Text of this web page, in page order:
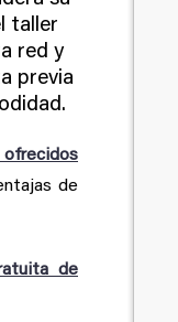
taller
red y
previa
de
de